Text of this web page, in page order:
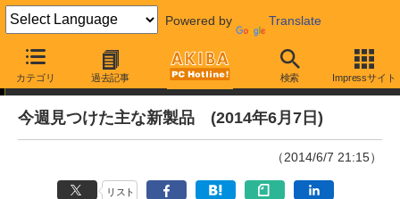
Powered by Translate
カテゴリ 過去記事 検索 Impressサイト
今週見つけた新製品
今週見つけた主な新製品 (2014年6月7日)
（2014/6/7 21:15）
リスト